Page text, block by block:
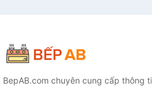
BepAB.com chuyên cung cấp thông